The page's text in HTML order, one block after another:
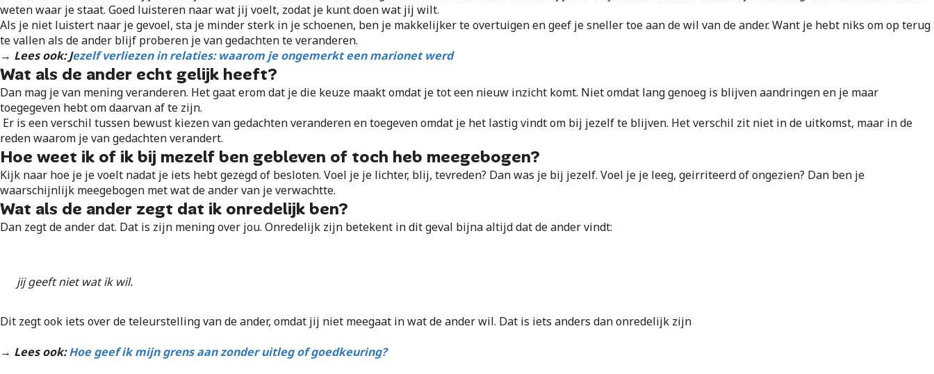
weten waar je staat. Goed luisteren naar wat jij voelt, zodat je kunt doen wat jij wilt.
Als je niet luistert naar je gevoel, sta je minder sterk in je schoenen, ben je makkelijker te overtuigen en geef je sneller toe aan de wil van de ander. Want je hebt niks om op terug
te vallen als de ander blijf proberen je van gedachten te veranderen.
→ Lees ook: Jezelf verliezen in relaties: waarom je ongemerkt een marionet werd
Wat als de ander echt gelijk heeft?
Dan mag je van mening veranderen. Het gaat erom dat je die keuze maakt omdat je tot een nieuw inzicht komt. Niet omdat lang genoeg is blijven aandringen en je maar
toegegeven hebt om daarvan af te zijn.
Er is een verschil tussen bewust kiezen van gedachten veranderen en toegeven omdat je het lastig vindt om bij jezelf te blijven. Het verschil zit niet in de uitkomst, maar in de
reden waarom je van gedachten verandert.
Hoe weet ik of ik bij mezelf ben gebleven of toch heb meegebogen?
Kijk naar hoe je je voelt nadat je iets hebt gezegd of besloten. Voel je je lichter, blij, tevreden? Dan was je bij jezelf. Voel je je leeg, geirriteerd of ongezien? Dan ben je
waarschijnlijk meegebogen met wat de ander van je verwachtte.
Wat als de ander zegt dat ik onredelijk ben?
Dan zegt de ander dat. Dat is zijn mening over jou. Onredelijk zijn betekent in dit geval bijna altijd dat de ander vindt:
jij geeft niet wat ik wil.
Dit zegt ook iets over de teleurstelling van de ander, omdat jij niet meegaat in wat de ander wil. Dat is iets anders dan onredelijk zijn
→ Lees ook:Hoe geef ik mijn grens aan zonder uitleg of goedkeuring?